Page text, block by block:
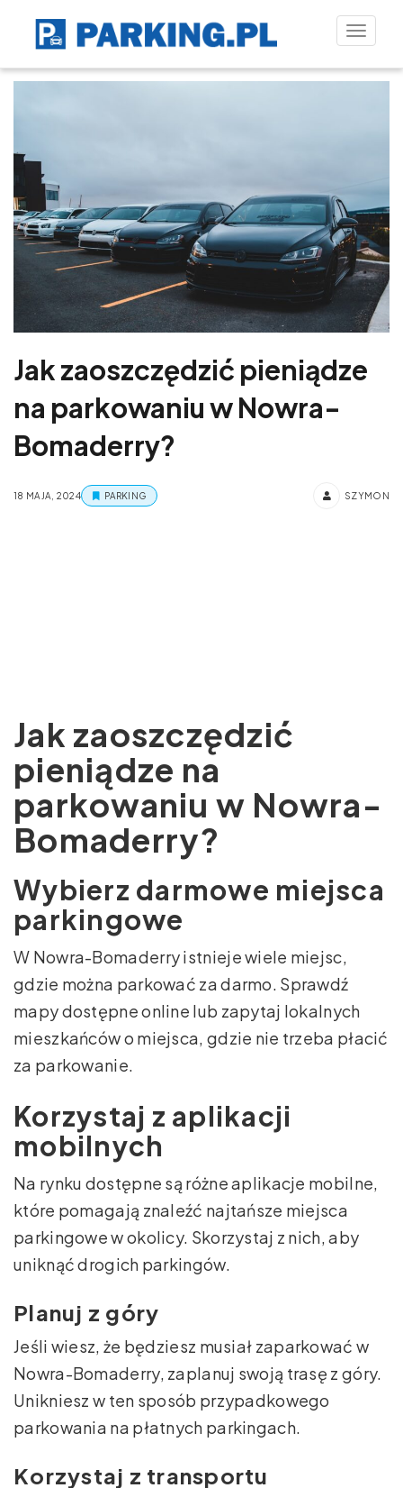
Toggle
Jak zaoszczędzić pieniądze
na parkowaniu w Nowra-
Bomaderry?
18 MAJA, 2024 PARKING SZYMON
Jak zaoszczędzić
pieniądze na
parkowaniu w Nowra-
Bomaderry?
Wybierz darmowe miejsca
parkingowe
W Nowra-Bomaderry istnieje wiele miejsc,
gdzie można parkować za darmo. Sprawdź
mapy dostępne online lub zapytaj lokalnych
mieszkańców o miejsca, gdzie nie trzeba płacić
za parkowanie.
Korzystaj z aplikacji
mobilnych
Na rynku dostępne są różne aplikacje mobilne,
które pomagają znaleźć najtańsze miejsca
parkingowe w okolicy. Skorzystaj z nich, aby
uniknąć drogich parkingów.
Planuj z góry
Jeśli wiesz, że będziesz musiał zaparkować w
Nowra-Bomaderry, zaplanuj swoją trasę z góry.
Unikniesz w ten sposób przypadkowego
parkowania na płatnych parkingach.
Korzystaj z transportu